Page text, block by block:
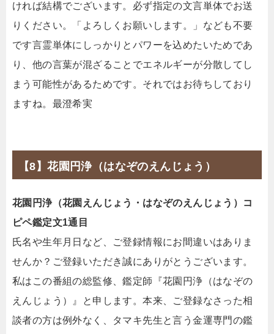
ければ結構でございます。必ず指定の文言単体でお送
りください。「よろしくお願いします。」なども不要
です言霊単体にしっかりとパワーを込めたいためであ
り、他の言葉が混ざることでエネルギーが分散してし
まう可能性があるためです。それではお待ちしており
ますね。最澄希実
【8】花園円浄（はなぞのえんじょう）
花園円浄（花園えんじょう・はなぞのえんじょう）コ
ピペ鑑定文1通目
氏名や生年月日など、ご登録情報にお間違いはありま
せんか？ご登録いただき誠にありがとうございます。
私はこの番組の総監修、鑑定師『花園円浄（はなぞの
えんじょう）』と申します。本来、ご登録なさった相
談者の方は例外なく、タマキ先生と言う金運専門の鑑